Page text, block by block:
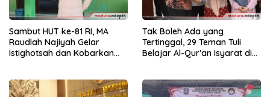
Sambut HUT ke-81 RI, MA
Raudlah Najiyah Gelar
Istighotsah dan Kobarkan
Tak Boleh Ada yang
Tertinggal, 29 Teman Tuli
Belajar Al-Qur’an Isyarat di